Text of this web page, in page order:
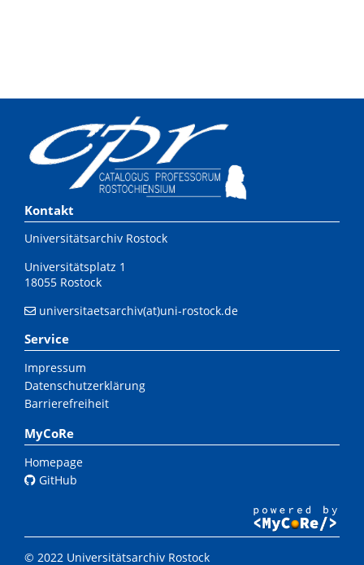
Kontakt
Universitätsarchiv Rostock
Universitätsplatz 1
18055 Rostock
universitaetsarchiv(at)uni-rostock.de
Service
Impressum
Datenschutzerklärung
Barrierefreiheit
MyCoRe
Homepage
GitHub
© 2022 Universitätsarchiv Rostock